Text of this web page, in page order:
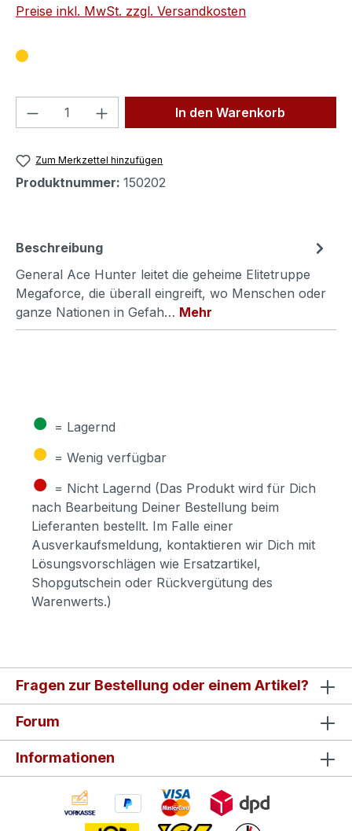
Preise inkl. MwSt. zzgl. Versandkosten
Produkt Anzahl: Gib denIn den Warenkorb
Zum Merkzettel hinzufügen
Produktnummer: 150202
Beschreibung
General Ace Hunter leitet die geheime Elitetruppe
Megaforce, die überall eingreift, wo Menschen oder
ganze Nationen in Gefah… Mehr
● = Lagernd
● = Wenig verfügbar
● = Nicht Lagernd (Das Produkt wird für Dich
nach Bearbeitung Deiner Bestellung beim
Lieferanten bestellt. Im Falle einer
Ausverkaufsmeldung, kontaktieren wir Dich mit
Lösungsvorschlägen wie Ersatzartikel,
Shopgutschein oder Rückvergütung des
Warenwerts.)
Fragen zur Bestellung oder einem Artikel?
Forum
Informationen